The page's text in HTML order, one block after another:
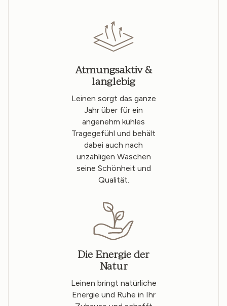
Atmungsaktiv &
langlebig
Leinen sorgt das ganze
Jahr über für ein
angenehm kühles
Tragegefühl und behält
dabei auch nach
unzähligen Wäschen
seine Schönheit und
Qualität.
Die Energie der
Natur
Leinen bringt natürliche
Energie und Ruhe in Ihr